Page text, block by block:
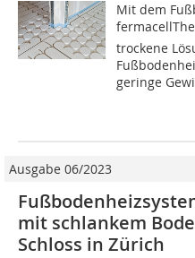
Mit dem
trockene
geringe
Ausgabe 06/2023
mit schlankem
Schloss in Zürich